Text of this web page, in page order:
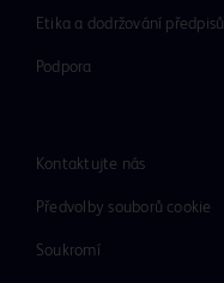
Etika a dodržování předpisů
Podpora
Kontaktujte nás
Předvolby souborů cookie
Soukromí